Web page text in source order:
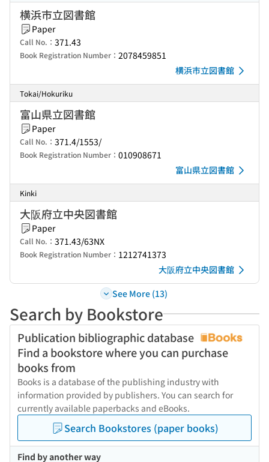
横浜市立図書館
Paper
Call No.： 371.43
Book Registration Number： 2078459851
横浜市立図書館
Tokai/Hokuriku
富山県立図書館
Paper
Call No.： 371.4/1553/
Book Registration Number： 010908671
富山県立図書館
Kinki
大阪府立中央図書館
Paper
Call No.： 371.43/63NX
Book Registration Number： 1212741373
大阪府立中央図書館
See More (13)
Search by Bookstore
Publication bibliographic database
Find a bookstore where you can purchase
books from
Books is a database of the publishing industry with
information provided by publishers. You can search for
currently available paperbacks and eBooks.
Search Bookstores (paper books)
Find by another way